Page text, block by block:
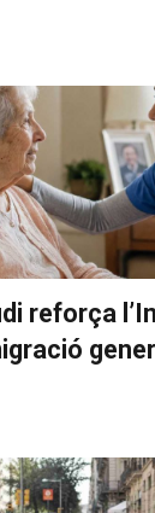
reforça